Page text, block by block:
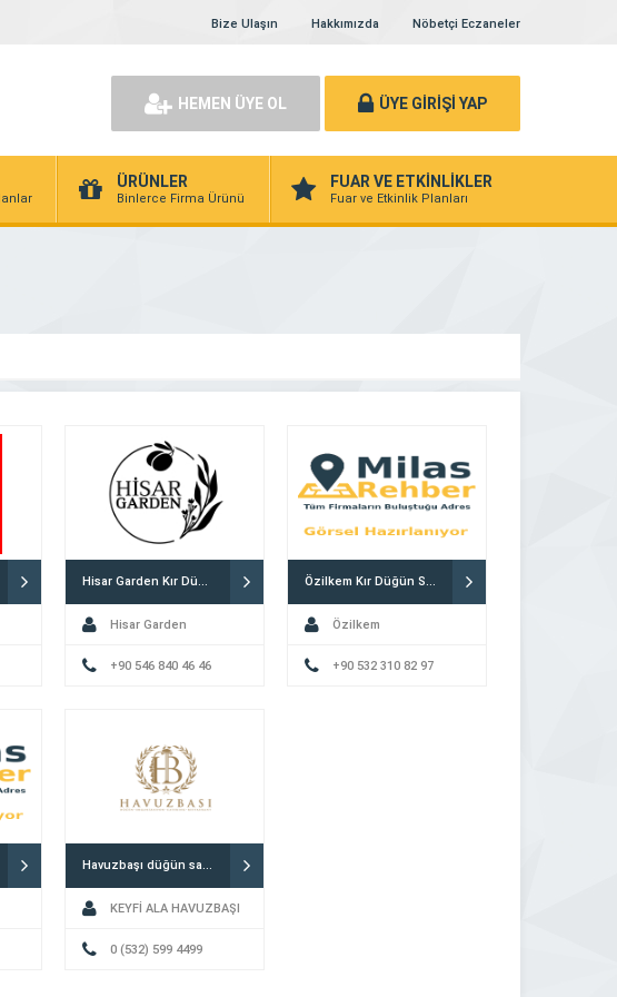
Bize Ulaşın Hakkımızda Nöbetçi Eczaneler
HEMEN ÜYE OL ÜYE GİRİŞİ YAP
ÜRÜNLER
Binlerce Firma Ürünü
FUAR VE ETKİNLİKLER
Fuar ve Etkinlik Planları
Hisar Garden Kır Düğün Bahçesi
Hisar Garden
+90 546 840 46 46
Özilkem Kır Düğün Salonu
Özilkem
+90 532 310 82 97
Havuzbaşı düğün salonu
KEYFİ ALA HAVUZBAŞI
0 (532) 599 4499